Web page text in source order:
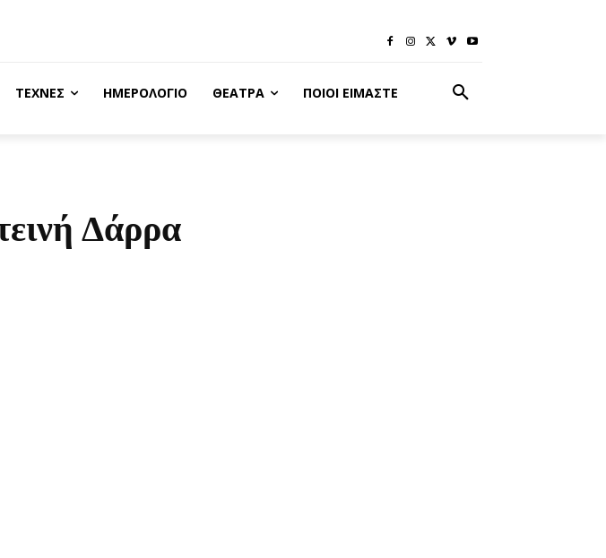
ΤΈΧΝΕΣ ΗΜΕΡΟΛΌΓΙΟ ΘΈΑΤΡΑ ΠΟΙΟΙ ΕΊΜΑΣΤΕ
Δάρρα